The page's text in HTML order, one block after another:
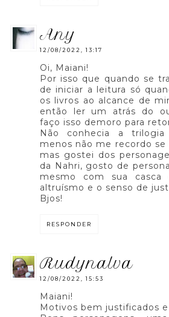
any
12/08/2022, 13:17
Oi, Maiani!
Por isso que quando se
de iniciar a leitura só
os livros ao alcance de
então ler um atrás do
faço isso demoro para
Não conhecia a trilogia
menos não me recordo
mas gostei dos
da Nahri, gosto de
mesmo com sua casca
altruísmo e o senso de
Bjos!
RESPONDER
rudynalva
12/08/2022, 15:53
Maiani!
Motivos bem justificados